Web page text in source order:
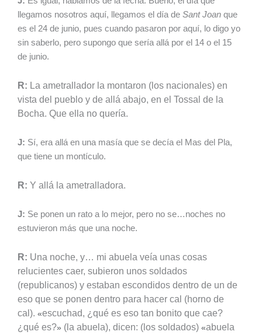
llegamos nosotros aquí, llegamos el día de Sant Joan que
es el 24 de junio, pues cuando pasaron por aquí, lo digo yo
sin saberlo, pero supongo que sería allá por el 14 o el 15
de junio.
R: La ametrallador la montaron (los nacionales) en
vista del pueblo y de allá abajo, en el Tossal de la
Bocha. Que ella no quería.
J: Sí, era allá en una masía que se decía el Mas del Pla,
que tiene un montículo.
R: Y allá la ametralladora.
J: Se ponen un rato a lo mejor, pero no se…noches no
estuvieron más que una noche.
R: Una noche, y… mi abuela veía unas cosas
relucientes caer, subieron unos soldados
(republicanos) y estaban escondidos dentro de un de
eso que se ponen dentro para hacer cal (horno de
cal). «escuchad, ¿qué es eso tan bonito que cae?
¿qué es?» (la abuela), dicen: (los soldados) «abuela